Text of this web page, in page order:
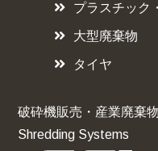
プラスチック
大型廃棄物
タイヤ
破砕機販売・産業廃棄
Shredding Systems